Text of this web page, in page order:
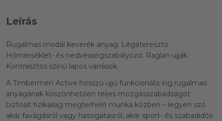
Leírás
Rugalmas modál keverék anyag. Légáteresztő.
Hőmérséklet- és nedvességszabályozó. Raglan ujjak.
Kontrasztos színű lapos varrások.
A Timbermen Active hosszú ujjú funkcionális ing rugalmas
anyagának köszönhetően teljes mozgásszabadságot
biztosít fizikailag megterhelő munka közben – legyen szó
akár favágásról vagy hasogatásról, akár sport- és szabadidős